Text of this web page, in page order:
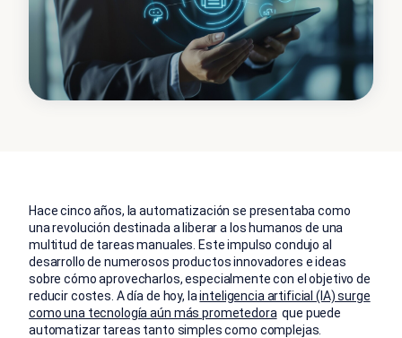
Hace cinco años, la automatización se presentaba como
una revolución destinada a liberar a los humanos de una
multitud de tareas manuales. Este impulso condujo al
desarrollo de numerosos productos innovadores e ideas
sobre cómo aprovecharlos, especialmente con el objetivo de
reducir costes. A día de hoy, lainteligencia artificial (IA) surge
como una tecnología aún más prometedora que puede
automatizar tareas tanto simples como complejas.